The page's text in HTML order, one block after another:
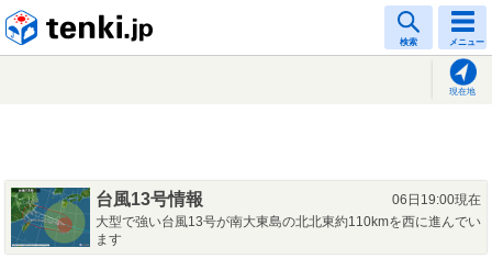
検索 メニュー
現在地
台風13号情報
06日19:00現在
大型で強い台風13号が南大東島の北北東約110kmを西に進んでい
ます